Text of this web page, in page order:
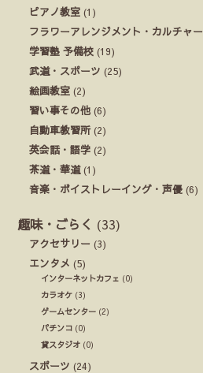
ピアノ教室 (1)
フラワーアレンジメント・カルチャー
学習塾 予備校 (19)
武道・スポーツ (25)
絵画教室 (2)
習い事その他 (6)
自動車教習所(2)
英会話・語学 (2)
茶道・華道(1)
音楽・ボイストレーイング・声優 (6)
趣味・ごらく (33)
アクセサリー (3)
エンタメ (5)
インターネットカフェ (0)
カラオケ (3)
ゲームセンター (2)
パチンコ (0)
貸スタジオ (0)
スポーツ (24)